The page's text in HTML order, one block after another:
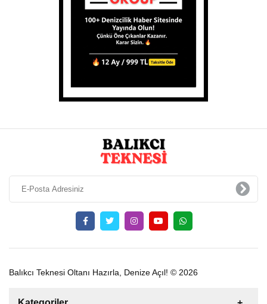
Balıkcı Teknesi Oltanı Hazırla, Denize Açıl! © 2026